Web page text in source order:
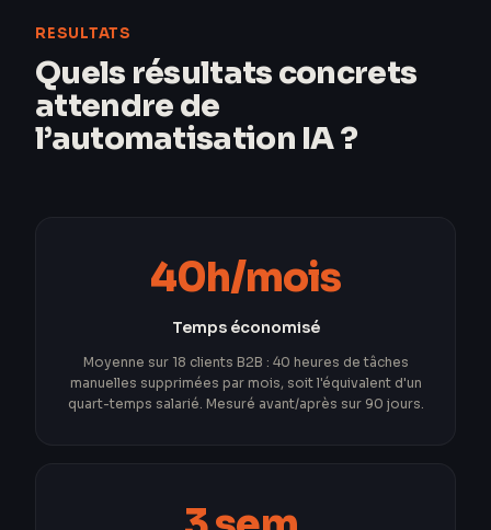
RESULTATS
Quels résultats concrets
attendre de
l’automatisation IA ?
40h/mois
Temps économisé
Moyenne sur 18 clients B2B : 40 heures de tâches
manuelles supprimées par mois, soit l'équivalent d'un
quart-temps salarié. Mesuré avant/après sur 90 jours.